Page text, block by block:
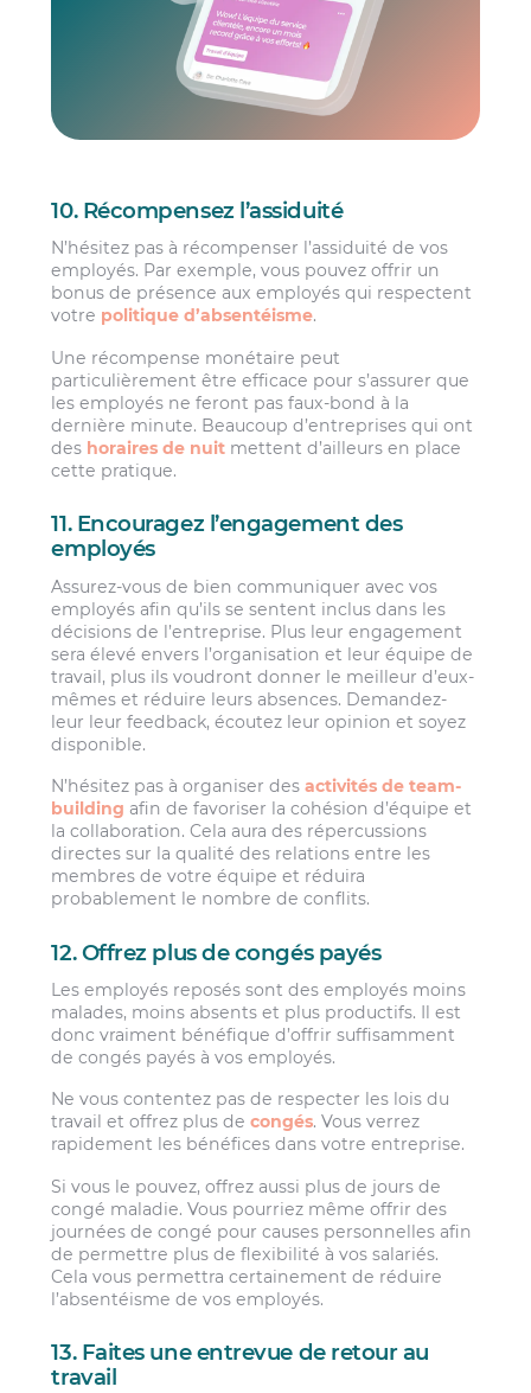
10. Récompensez l’assiduité
N’hésitez pas à récompenser l’assiduité de vos
employés. Par exemple, vous pouvez offrir un
bonus de présence aux employés qui respectent
votre politique d’absentéisme.
Une récompense monétaire peut
particulièrement être efficace pour s’assurer que
les employés ne feront pas faux-bond à la
dernière minute. Beaucoup d’entreprises qui ont
des horaires de nuit mettent d’ailleurs en place
cette pratique.
11. Encouragez l’engagement des
employés
Assurez-vous de bien communiquer avec vos
employés afin qu’ils se sentent inclus dans les
décisions de l’entreprise. Plus leur engagement
sera élevé envers l’organisation et leur équipe de
travail, plus ils voudront donner le meilleur d’eux-
mêmes et réduire leurs absences. Demandez-
leur leur feedback, écoutez leur opinion et soyez
disponible.
N’hésitez pas à organiser desactivités de team-
building afin de favoriser la cohésion d’équipe et
la collaboration. Cela aura des répercussions
directes sur la qualité des relations entre les
membres de votre équipe et réduira
probablement le nombre de conflits.
12. Offrez plus de congés payés
Les employés reposés sont des employés moins
malades, moins absents et plus productifs. Il est
donc vraiment bénéfique d’offrir suffisamment
de congés payés à vos employés.
Ne vous contentez pas de respecter les lois du
travail et offrez plus decongés. Vous verrez
rapidement les bénéfices dans votre entreprise.
Si vous le pouvez, offrez aussi plus de jours de
congé maladie. Vous pourriez même offrir des
journées de congé pour causes personnelles afin
de permettre plus de flexibilité à vos salariés.
Cela vous permettra certainement de réduire
l’absentéisme de vos employés.
13. Faites une entrevue de retour au
travail